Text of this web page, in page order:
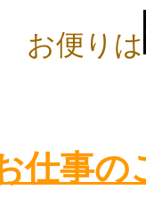
お便りは
仕事の